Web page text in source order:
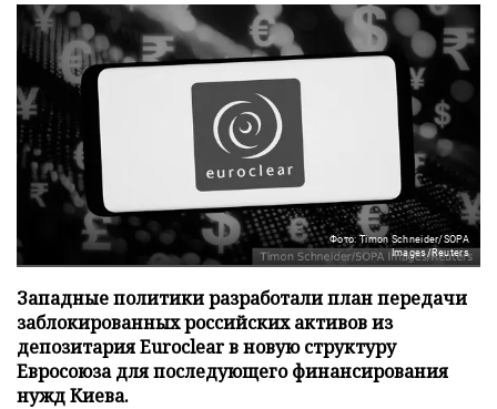
Фото: Timon Schneider/SOPA
Images/Reuters
Западные политики разработали план передачи
заблокированных российских активов из
депозитария Euroclear в новую структуру
Евросоюза для последующего финансирования
нужд Киева.